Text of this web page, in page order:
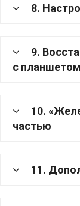
8.
9.
с планшетом
10.
частью
11.